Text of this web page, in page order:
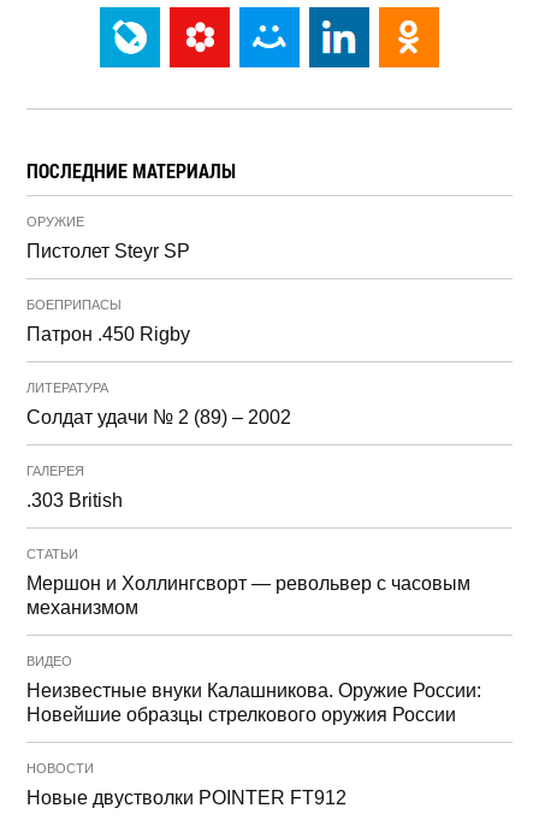
ПОСЛЕДНИЕ МАТЕРИАЛЫ
ОРУЖИЕ
Пистолет Steyr SP
БОЕПРИПАСЫ
Патрон .450 Rigby
ЛИТЕРАТУРА
Солдат удачи № 2 (89) – 2002
ГАЛЕРЕЯ
.303 British
СТАТЬИ
Мершон и Холлингсворт — револьвер с часовым
механизмом
ВИДЕО
Неизвестные внуки Калашникова. Оружие России:
Новейшие образцы стрелкового оружия России
НОВОСТИ
Новые двустволки POINTER FT912